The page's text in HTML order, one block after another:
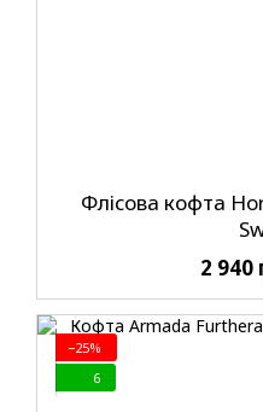
Флісова кофта
2 940
−25%
6